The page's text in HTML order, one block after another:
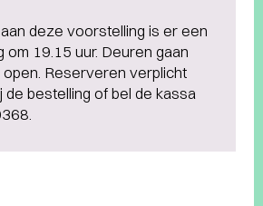
deze voorstelling is er een
om 19.15 uur. Deuren gaan
Reserveren verplicht
de bestelling of bel de kassa